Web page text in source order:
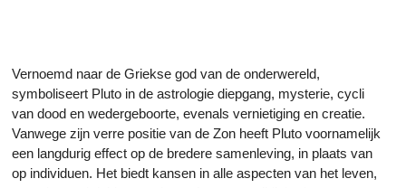
Vernoemd naar de Griekse god van de onderwereld,
symboliseert Pluto in de astrologie diepgang, mysterie, cycli
van dood en wedergeboorte, evenals vernietiging en creatie.
Vanwege zijn verre positie van de Zon heeft Pluto voornamelijk
een langdurig effect op de bredere samenleving, in plaats van
op individuen. Het biedt kansen in alle aspecten van het leven,